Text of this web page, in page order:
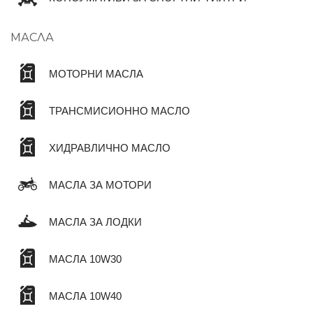
МАСЛА
МОТОРНИ МАСЛА
ТРАНСМИСИОННО МАСЛО
ХИДРАВЛИЧНО МАСЛО
МАСЛА ЗА МОТОРИ
МАСЛА ЗА ЛОДКИ
МАСЛА 10W30
МАСЛА 10W40